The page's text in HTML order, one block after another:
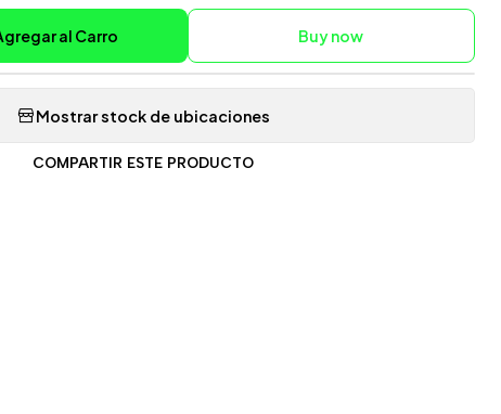
al Carro Buy now
Mostrar stock de ubicaciones
COMPARTIR ESTE PRODUCTO